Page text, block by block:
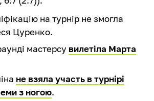
на турнір не змогла
Цуренко.
мастерсу вилетіла Марта
не взяла участь в турнірі
з ногою.